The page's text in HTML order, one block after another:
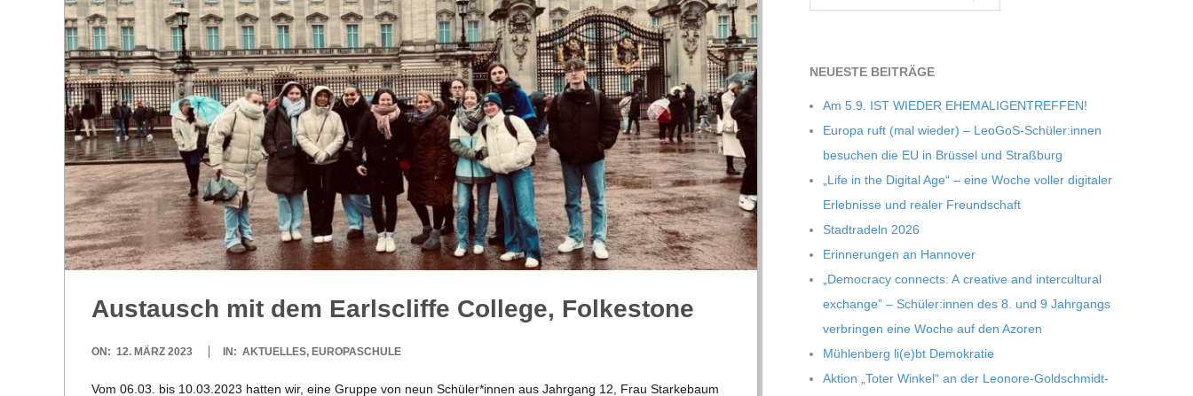
R
E
-
G
O
L
D
S
Aus­tausch mit dem Earls­cliffe Col­lege, Folkestone
2023-
ON: 12. MÄRZ 2023 IN: AKTUELLES, EUROPASCHULE
Vom 06.03. bis 10.03.2023 hat­ten wir, eine Gruppe von neun Schüler*innen aus Jahr­gang 12, Frau Star­ke­baum
NEU­ESTE BEITRÄGE
Am 5.9. IST WIEDER EHEMALIGENTREFFEN!
Europa ruft (mal wie­der) – LeoGoS-Schüler:innen
besu­chen die EU in Brüs­sel und Straßburg
„Life in the Digi­tal Age“ – eine Woche vol­ler digi­ta­ler
Erleb­nisse und rea­ler Freundschaft
Stadt­ra­deln 2026
Erin­ne­run­gen an Hannover
„Demo­cracy con­nects: A crea­tive and inter­cul­tu­ral
exch­ange” – Schüler:innen des 8. und 9 Jahr­gangs
ver­brin­gen eine Woche auf den Azoren
Müh­len­berg li(e)bt Demokratie
Aktion „Toter Win­kel“ an der Leonore-Goldschmidt-